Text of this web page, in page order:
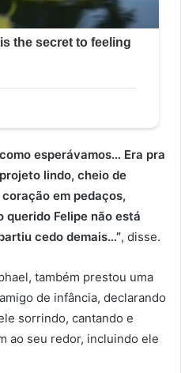
esperávamos… Era pra
lindo, cheio de
em pedaços,
querido Felipe não está
cedo demais…”, disse.
também prestou uma
de infância, declarando
sorrindo, cantando e
ao seu redor, incluindo ele